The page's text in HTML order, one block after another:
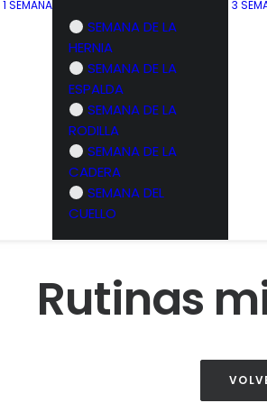
1 SEMANA
SEMANA DE LA
HERNIA
SEMANA DE LA
ESPALDA
SEMANA DE LA
RODILLA
SEMANA DE LA
CADERA
SEMANA DEL
CUELLO
3
Rutinas